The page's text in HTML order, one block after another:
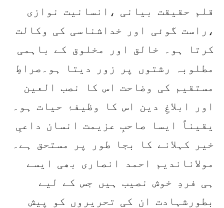
قلم حقیقت بیانی ،انسانیت نوازی
،راست گوئی اور خداشناسی کی وکالت
کرتا ہو۔ خالق اور مخلوق کے باہمی
مطلوبہ رشتوں پر زور دیتا ہو۔صراطِ
مستقیم کی وضاحت اس کا نصب العین
اور ابلاغِ دین اس کا وظیفۂ حیات ہو۔
یقیناً ایسا صاحبِ عزیمت انسان داعیِ
خیر کہلانے کا بجا طور پر مستحق ہے۔
مولاناندیم احمد انصاری بھی ایسے
ہی فردِ خوش نصیب ہیں جس کے لیے
بطورشہادت ان کی تحریروں کو پیش